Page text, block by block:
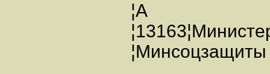
¦А
¦Минсоцзащиты